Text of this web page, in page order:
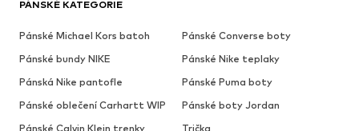
PÁNSKÉ KATEGORIE
Pánské Michael Kors batoh
Pánské Converse boty
Pánské bundy NIKE
Pánské Nike teplaky
Pánská Nike pantofle
Pánské Puma boty
Pánské oblečení Carhartt WIP
Pánské boty Jordan
Pánské Calvin Klein trenky
Trička